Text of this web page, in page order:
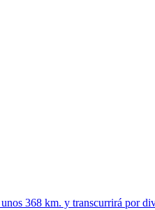
368 km. y transcurrirá por